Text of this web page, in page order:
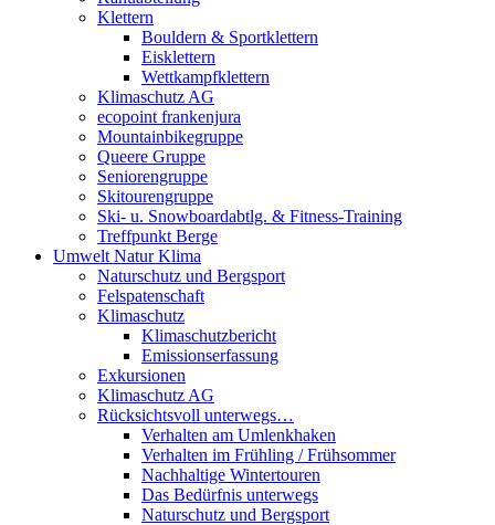
Klettern
Bouldern & Sportklettern
Eisklettern
Wettkampfklettern
Klimaschutz AG
ecopoint frankenjura
Mountainbikegruppe
Queere Gruppe
Seniorengruppe
Skitourengruppe
Ski- u. Snowboardabtlg. & Fitness-Training
Treffpunkt Berge
Umwelt Natur Klima
Naturschutz und Bergsport
Felspatenschaft
Klimaschutz
Klimaschutzbericht
Emissionserfassung
Exkursionen
Klimaschutz AG
Rücksichtsvoll unterwegs…
Verhalten am Umlenkhaken
Verhalten im Frühling / Frühsommer
Nachhaltige Wintertouren
Das Bedürfnis unterwegs
Naturschutz und Bergsport